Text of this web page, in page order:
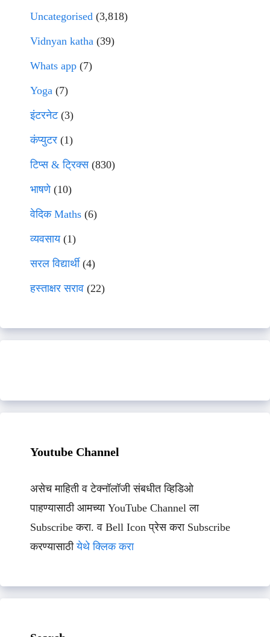
Uncategorised (3,818)
Vidnyan katha (39)
Whats app (7)
Yoga (7)
इंटरनेट(3)
कंप्युटर (1)
टिप्स & ट्रिक्स(830)
भाषणे(10)
वेदिक Maths (6)
व्यवसाय(1)
सरल विद्यार्थी(4)
हस्ताक्षर सराव (22)
Youtube Channel
असेच माहिती व टेक्नॉलॉजी संबधीत व्हिडिओ
पाहण्यासाठी आमच्या YouTube Channel ला
Subscribe करा. व Bell Icon प्रेस करा Subscribe
करण्यासाठीयेथे क्लिक करा